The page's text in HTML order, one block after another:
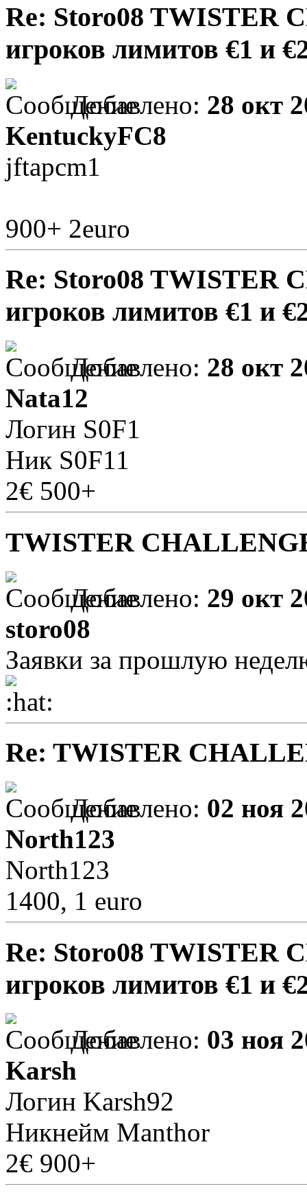
Re: Storo08 TWISTER
игроков лимитов €1 и
Добавлено: 28 окт
KentuckyFC8
jftapcm1
900+ 2euro
Re: Storo08 TWISTER
игроков лимитов €1 и
Добавлено: 28 окт
Nata12
Логин S0F1
Ник S0F11
2€ 500+
TWISTER
Добавлено: 29 окт
storo08
Заявки за прошлую
Re: TWISTER
Добавлено: 02 ноя
North123
North123
1400, 1 euro
Re: Storo08 TWISTER
игроков лимитов €1 и
Добавлено: 03 ноя
Karsh
Логин Karsh92
Никнейм Manthor
2€ 900+